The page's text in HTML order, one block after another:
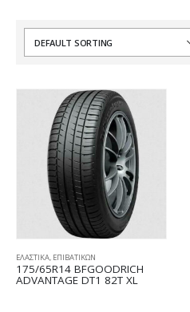
ΕΛΑΣΤΙΚΑ, ΕΠΙΒΑΤΙΚΩΝ
175/65R14 BFGOODRICH
ADVANTAGE DT1 82T XL